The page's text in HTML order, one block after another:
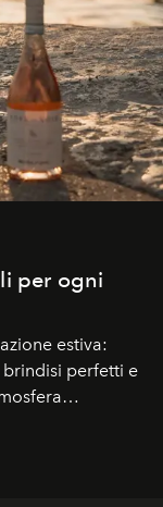
per ogni
estiva:
brindisi perfetti e